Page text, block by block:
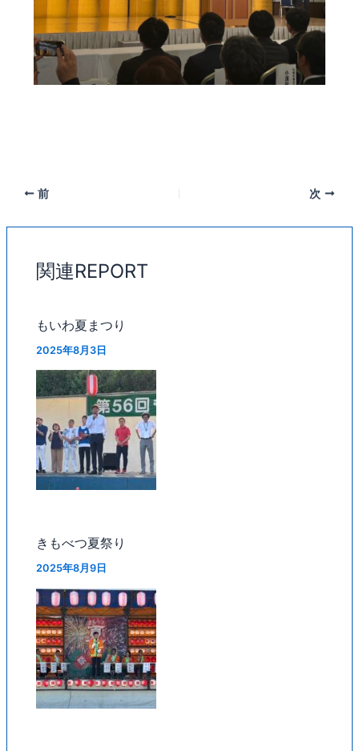
前 次
関連REPORT
もいわ夏まつり
2025年8月3日
きもべつ夏祭り
2025年8月9日